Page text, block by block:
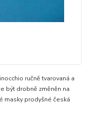
ručně tvarovaná a
být drobně změněn na
masky prodyšné česká